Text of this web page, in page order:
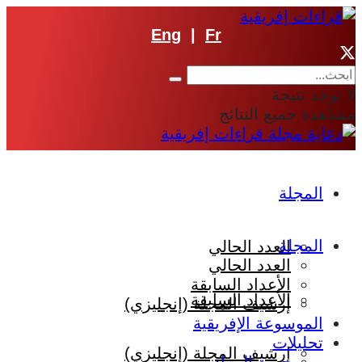
Eng Fr
لا توجد نتيجة
مشاهدة جميع النتائج
المجلة
العدد الحالي
الأعداد السابقة
إرشيف المجلة (إنجليزي)
المجلة
العدد الحالي
الأعداد السابقة
إرشيف المجلة (إنجليزي)
الموسوعة الإفريقية
تحليلات